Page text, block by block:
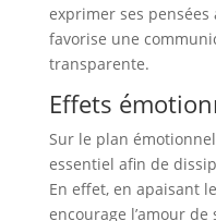
exprimer ses pensées
favorise une
transparente.
Effets
Sur le plan
essentiel afin de
En effet, en apaisant
encourage l’amour